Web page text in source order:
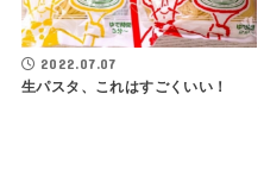
2022.07.07
生パスタ、これはすごくいい！